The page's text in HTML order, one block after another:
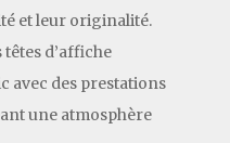
et leur originalité.
têtes d’affiche
avec des prestations
une atmosphère